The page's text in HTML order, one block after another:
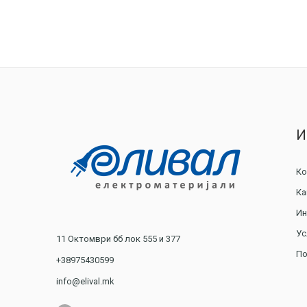
11 Октомври бб лок 555 и 377
+38975430599
info@elival.mk